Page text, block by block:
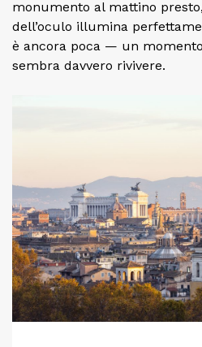
monumento al mattino
dell’oculo illumina
è ancora poca — un
sembra davvero rivivere.